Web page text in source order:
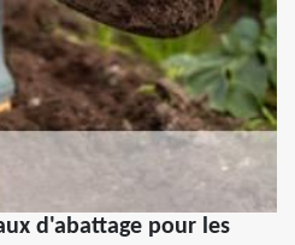
d'abattage pour les